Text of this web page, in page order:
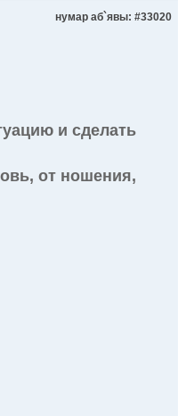
нумар аб`явы: #33020
и сделать
от ношения,